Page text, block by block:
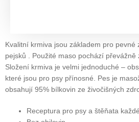
Kvalitní krmiva jsou základem pro pevné
pejsků . Použité maso pochází převážně
Složení krmiva je velmi jednoduché –
které jsou pro psy přínosné. Pes je
obsahují 95% bílkovin ze živočišných
Receptura pro psy a štěňata